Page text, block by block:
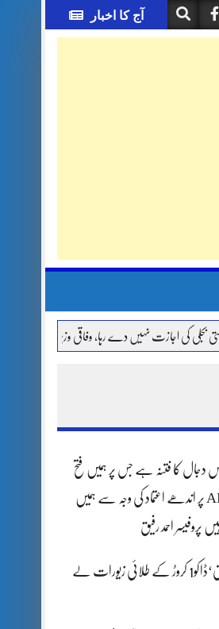
آج کا اخبار
اجازت نہیں دے رہا، وفاقی وزیر توانائی اویس لغاری
دجال کا فتنہ ہے جس پر ہمیں فتح
حاصل ہو گی،AI پر اندھے اعتماد کی وجہ سے ہمیں
پروفیسر احمد رفیق
کلرسیداں ڈکیتی‘ڈاکو1 کروڑ کے طلائی زیورات لے